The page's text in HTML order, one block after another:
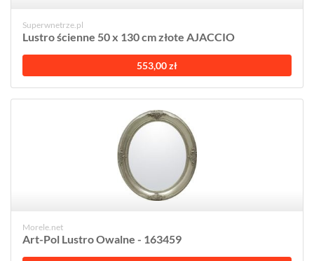
Superwnetrze.pl
Lustro ścienne 50 x 130 cm złote AJACCIO
553,00 zł
Morele.net
Art-Pol Lustro Owalne - 163459